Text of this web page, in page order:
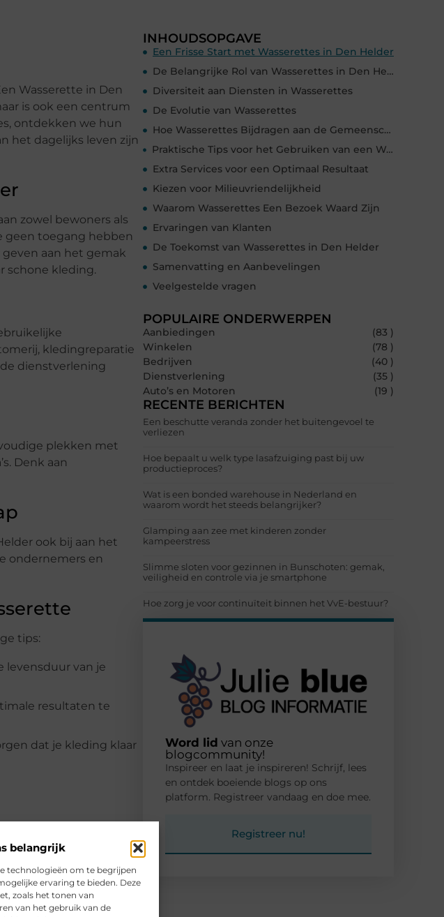
belangrijk
technologieën om te begrijpen
ervaring te bieden. Deze
zoals het tonen van
van het gebruik van de
Wasserette in Den
is ook een centrum
ontdekken we hun
het dagelijks leven zijn
zowel bewoners als
geen toegang hebben
aan het gemak
schone kleding.
kledingreparatie
dienstverlening
plekken met
Denk aan
ook bij aan het
ondernemers en
tips:
levensduur van je
resultaten te
dat je kleding klaar
INHOUDSOPGAVE
Een Frisse Start met Wasserettes in Den Helder
De Belangrijke Rol van Wasserettes in Den Helder
Diversiteit aan Diensten in Wasserettes
De Evolutie van Wasserettes
Hoe Wasserettes Bijdragen aan de Gemeenschap
Praktische Tips voor het Gebruiken van een Wasserette
Extra Services voor een Optimaal Resultaat
Kiezen voor Milieuvriendelijkheid
Waarom Wasserettes Een Bezoek Waard Zijn
Ervaringen van Klanten
De Toekomst van Wasserettes in Den Helder
Samenvatting en Aanbevelingen
Veelgestelde vragen
POPULAIRE ONDERWERPEN
Aanbiedingen
(83 )
Winkelen
(78 )
Bedrijven
(40 )
Dienstverlening
(35 )
Auto’s en Motoren
(19 )
RECENTE BERICHTEN
Een beschutte veranda zonder het buitengevoel te
verliezen
Hoe bepaalt u welk type lasafzuiging past bij uw
productieproces?
Wat is een bonded warehouse in Nederland en
waarom wordt het steeds belangrijker?
Glamping aan zee met kinderen zonder
kampeerstress
Slimme sloten voor gezinnen in Bunschoten: gemak,
veiligheid en controle via je smartphone
Hoe zorg je voor continuïteit binnen het VvE-bestuur?
Word lid van onze
blogcommunity!
Inspireer en laat je inspireren! Schrijf, lees
en ontdek boeiende blogs op ons
platform. Registreer vandaag en doe mee.
Registreer nu!